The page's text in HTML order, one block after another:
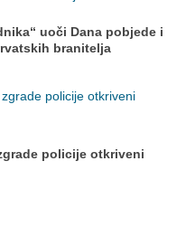
uoči Dana pobjede i
branitelja
policije otkriveni